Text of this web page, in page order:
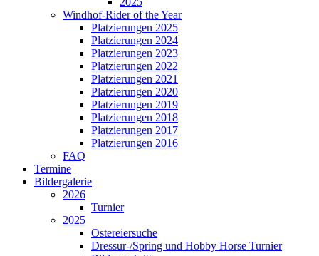
Windhof-Rider of the Year
Platzierungen 2025
Platzierungen 2024
Platzierungen 2023
Platzierungen 2022
Platzierungen 2021
Platzierungen 2020
Platzierungen 2019
Platzierungen 2018
Platzierungen 2017
Platzierungen 2016
FAQ
Termine
Bildergalerie
2026
Turnier
2025
Ostereiersuche
Dressur-/Spring und Hobby Horse Turnier